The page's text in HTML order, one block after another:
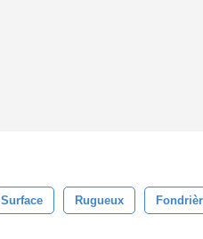
Surface Rugueux